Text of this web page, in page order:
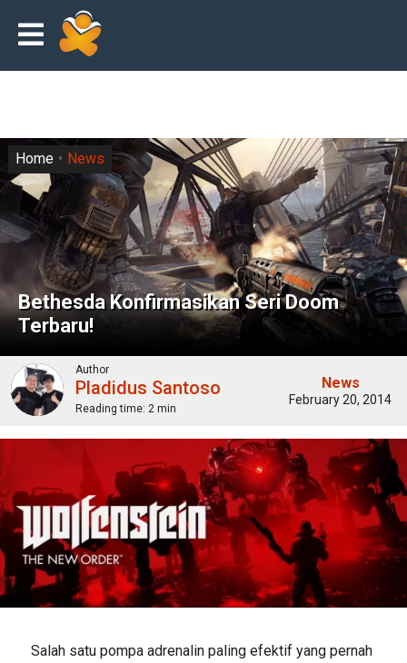
Bethesda Konfirmasikan Seri Doom
Terbaru!
Home News
Author
Pladidus Santoso
Reading time: 2 min
News
February 20, 2014
Salah satu pompa adrenalin paling efektif yang pernah